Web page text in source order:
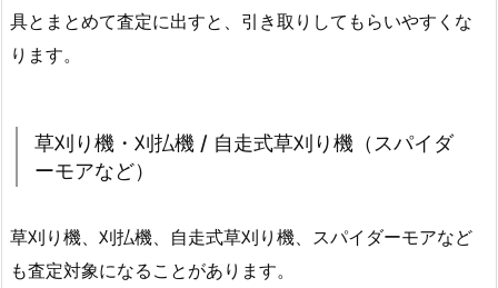
具とまとめて査定に出すと、引き取りしてもらいやすくな
ります。
草刈り機・刈払機 / 自走式草刈り機（スパイダ
ーモアなど）
草刈り機、刈払機、自走式草刈り機、スパイダーモアなど
も査定対象になることがあります。